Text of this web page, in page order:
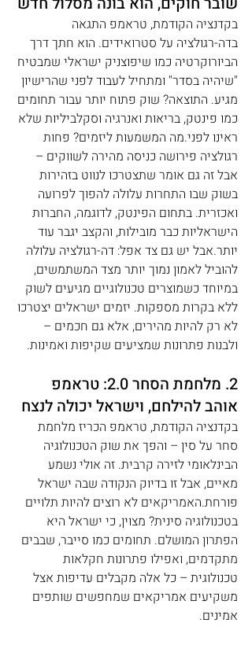
בקדנציה הקודמת, טראמפ התגאה
בדה-רגולציה על סטרואידים. הוא חתך דרך
הביורוקרטיה כמו שיפוצניק ישראלי שמבטיח
"שיהיה בסדר" ומתחיל לעבוד לפני שהרישיון
מגיע. התוצאה? שוק פתוח יותר עבור תחומים
כמו פינטק, בריאות ואנרגיה וסקלביליות שלא
ראינו לפני.מה המשמעות ליזמים? פחות
רגולציה פירושה כניסה מהירה לשווקים –
אבל זה גם אומר שתצטרכו לנווט בזהירות
בשוק שבו התחרות עלולה להפוך לפרועה
ואכזרית. בתחום הפינטק, לדוגמה, החברות
הישראליות כבר מובילות, והקצב יגבר עוד
יותר.אבל יש גם צד אפל: דה-רגולציה עלולה
להוביל לאמון נמוך יותר מצד המשתמשים,
במיוחד כשמוצרים טכנולוגיים מגיעים לשוק
ללא בקרות מספקות. יזמים ישראלים יצטרכו
לא רק להיות מהירים, אלא גם חכמים –
ולבנות פתרונות שמציעים שקיפות ואמינות.
2. מלחמת הסחר 2.0: טראמפ
אוהב להילחם, וישראל יכולה לנצח
בקדנציה הקודמת, טראמפ הכריז מלחמת
סחר על סין – והפך את שוק הטכנולוגיה
הבינלאומי לזירה קרבית. זה אולי נשמע
מאיים, אבל זו בדיוק הנקודה שבה ישראל
פורחת.האמריקאים לא רוצים להיות תלויים
בטכנולוגיה סינית? מצוין, כי ישראל היא
הפתרון המושלם. תחומים כמו סייבר, שבבים
מתקדמים, ואפילו פתרונות חקלאות
טכנולוגית – כל אלה מקבלים עדיפות אצל
משקיעים אמריקאים שמחפשים שותפים
אמינים.